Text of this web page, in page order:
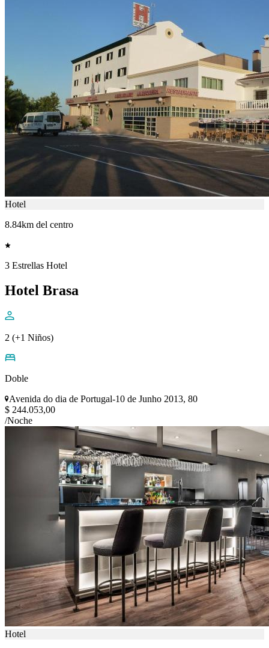
Hotel
8.84km del centro
3 Estrellas Hotel
Hotel Brasa
2 (+1 Niños)
Doble
Avenida do dia de Portugal-10 de Junho 2013, 80
$ 244.053,00
/Noche
Hotel